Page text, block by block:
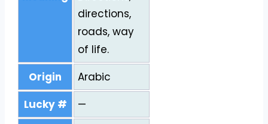
directions,
roads, way
of life.
Origin
Arabic
Lucky #
—